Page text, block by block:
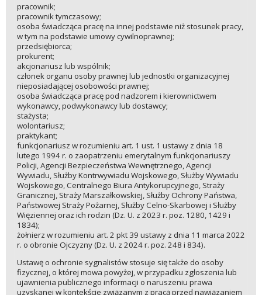
pracownik;
pracownik tymczasowy;
osoba świadcząca pracę na innej podstawie niż stosunek pracy,
w tym na podstawie umowy cywilnoprawnej;
przedsiębiorca;
prokurent;
akcjonariusz lub wspólnik;
członek organu osoby prawnej lub jednostki organizacyjnej
nieposiadającej osobowości prawnej;
osoba świadcząca pracę pod nadzorem i kierownictwem
wykonawcy, podwykonawcy lub dostawcy;
stażysta;
wolontariusz;
praktykant;
funkcjonariusz w rozumieniu art. 1 ust. 1 ustawy z dnia 18
lutego 1994 r. o zaopatrzeniu emerytalnym funkcjonariuszy
Policji, Agencji Bezpieczeństwa Wewnętrznego, Agencji
Wywiadu, Służby Kontrwywiadu Wojskowego, Służby Wywiadu
Wojskowego, Centralnego Biura Antykorupcyjnego, Straży
Granicznej, Straży Marszałkowskiej, Służby Ochrony Państwa,
Państwowej Straży Pożarnej, Służby Celno-Skarbowej i Służby
Więziennej oraz ich rodzin (Dz. U. z 2023 r. poz. 1280, 1429 i
1834);
żołnierz w rozumieniu art. 2 pkt 39 ustawy z dnia 11 marca 2022
r. o obronie Ojczyzny (Dz. U. z 2024 r. poz. 248 i 834).
Ustawę o ochronie sygnalistów stosuje się także do osoby
fizycznej, o której mowa powyżej, w przypadku zgłoszenia lub
ujawnienia publicznego informacji o naruszeniu prawa
uzyskanej w kontekście związanym z pracą przed nawiązaniem